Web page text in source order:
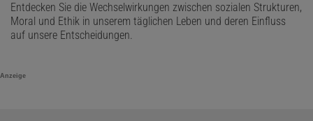
Entdecken Sie die Wechselwirkungen zwischen sozialen Strukturen,
Moral und Ethik in unserem täglichen Leben und deren Einfluss
auf unsere Entscheidungen.
Anzeige